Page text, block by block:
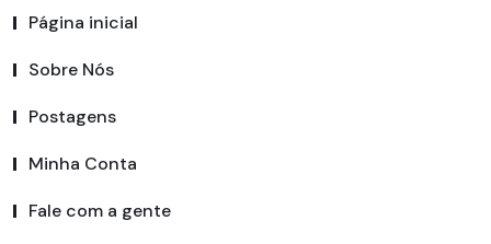
Página inicial
Sobre Nós
Postagens
Minha Conta
Fale com a gente